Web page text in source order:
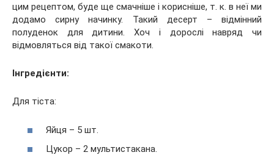
цим рецептом, буде ще смачніше і корисніше, т. к. в неї ми
додамо сирну начинку. Такий десерт – відмінний
полуденок для дитини. Хоч і дорослі навряд чи
відмовляться від такої смакоти.
Інгредієнти:
Для тіста:
Яйця – 5 шт.
Цукор – 2 мультистакана.